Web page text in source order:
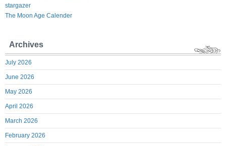
stargazer
The Moon Age Calender
Archives
July 2026
June 2026
May 2026
April 2026
March 2026
February 2026